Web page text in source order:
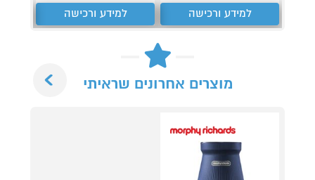
למידע ורכישה למידע ורכישה
מוצרים אחרונים שראיתי